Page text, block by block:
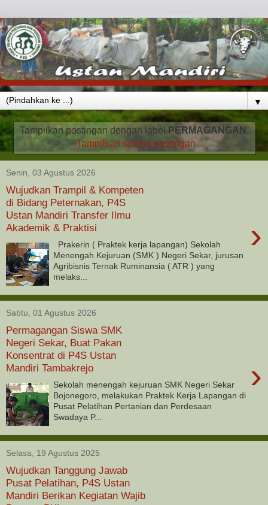
▼
Tampilkan postingan dengan label PERMAGANGAN .
Tampilkan semua postingan
Senin, 03 Agustus 2026
Wujudkan Trampil & Kompeten
di Bidang Peternakan, P4S
Ustan Mandiri Transfer Ilmu
Akademik & Praktisi
›
Prakerin ( Praktek kerja lapangan) Sekolah
Menengah Kejuruan (SMK ) Negeri Sekar, jurusan
Agribisnis Ternak Ruminansia ( ATR ) yang
melaks...
Sabtu, 01 Agustus 2026
Permagangan Siswa SMK
Negeri Sekar, Buat Pakan
Konsentrat di P4S Ustan
Mandiri Tambakrejo
›
Sekolah menengah kejuruan SMK Negeri Sekar
Bojonegoro, melakukan Praktek Kerja Lapangan di
Pusat Pelatihan Pertanian dan Perdesaan
Swadaya P...
Selasa, 19 Agustus 2025
Wujudkan Tanggung Jawab
Pusat Pelatihan, P4S Ustan
Mandiri Berikan Kegiatan Wajib